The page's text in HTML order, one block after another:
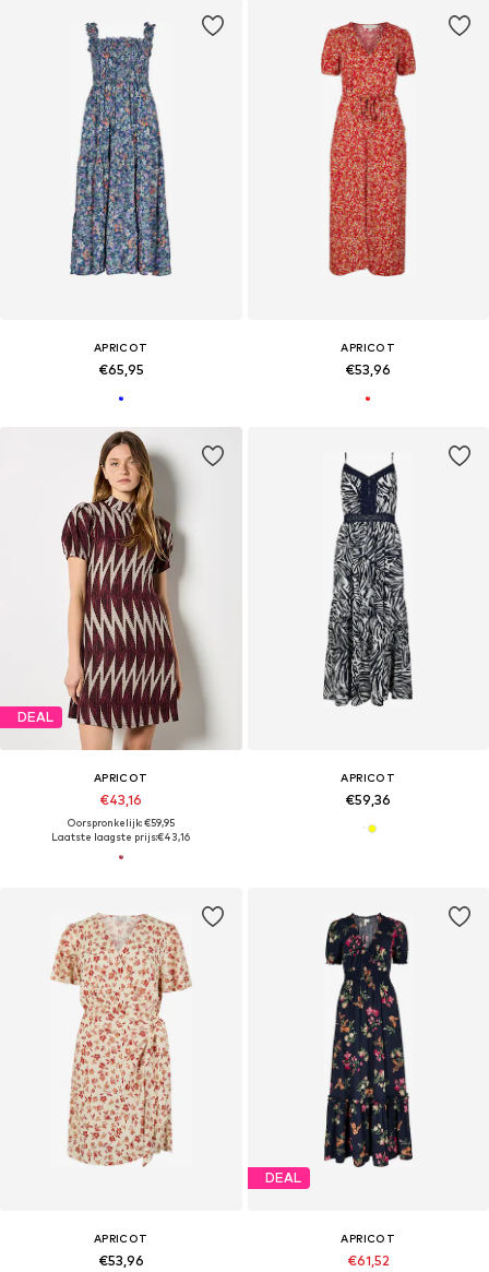
APRICOT
€65,95
APRICOT
€53,96
DEAL
APRICOT
€43,16
Oorspronkelijk: €59,95
Laatste laagste prijs:€43,16
APRICOT
€59,36
APRICOT
€53,96
DEAL
APRICOT
€61,52